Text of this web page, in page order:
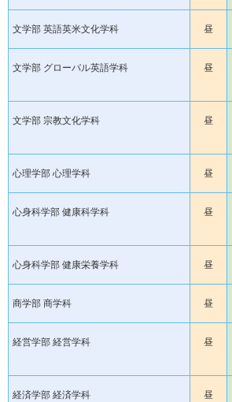
文学部 英語英米文化学科 昼
文学部 グローバル英語学科 昼
文学部 宗教文化学科 昼
心理学部 心理学科 昼
心身科学部 健康科学科 昼
心身科学部 健康栄養学科 昼
商学部 商学科 昼
経営学部 経営学科 昼
経済学部 経済学科 昼